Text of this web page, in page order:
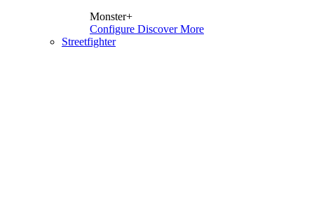
Monster+
Configure Discover More
Streetfighter